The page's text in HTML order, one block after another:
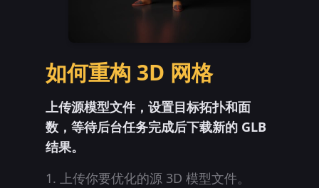
如何重构 3D 网格
上传源模型文件，设置目标拓扑和面
数，等待后台任务完成后下载新的 GLB
结果。
上传你要优化的源 3D 模型文件。